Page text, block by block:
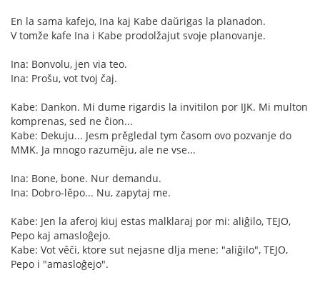
En la sama kafejo, Ina kaj Kabe daŭrigas la planadon.
V tomže kafe Ina i Kabe prodolžajut svoje planovanje.
Ina: Bonvolu, jen via teo.
Ina: Prošu, vot tvoj čaj.
Kabe: Dankon. Mi dume rigardis la invitilon por IJK. Mi multon
komprenas, sed ne ĉion...
Kabe: Dekuju... Jesm prěgledal tym časom ovo pozvanje do
MMK. Ja mnogo razuměju, ale ne vse...
Ina: Bone, bone. Nur demandu.
Ina: Dobro-lěpo... Nu, zapytaj me.
Kabe: Jen la aferoj kiuj estas malklaraj por mi: aliĝilo, TEJO,
Pepo kaj amasloĝejo.
Kabe: Vot věči, ktore sut nejasne dlja mene: "aliĝilo", TEJO,
Pepo i "amasloĝejo".